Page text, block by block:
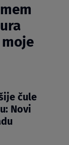
čule
Novi